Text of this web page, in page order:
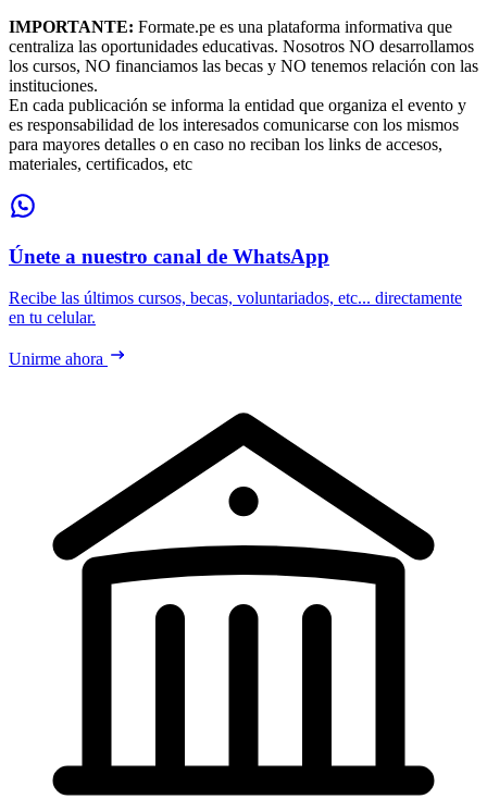
IMPORTANTE: Formate.pe es una plataforma informativa que
centraliza las oportunidades educativas. Nosotros NO desarrollamos
los cursos, NO financiamos las becas y NO tenemos relación con las
instituciones.
En cada publicación se informa la entidad que organiza el evento y
es responsabilidad de los interesados comunicarse con los mismos
para mayores detalles o en caso no reciban los links de accesos,
materiales, certificados, etc
Únete a nuestro canal de WhatsApp
Recibe las últimos cursos, becas, voluntariados, etc... directamente
en tu celular.
Unirme ahora